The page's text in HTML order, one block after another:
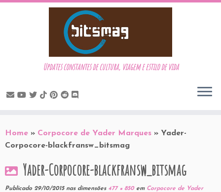
to
content
Updates constantes de cultura, viagem e estilo de vida
Home » Corpocore de Yader Marques » Yader-
Corpocore-blackfransw_bitsmag
Yader-Corpocore-blackfransw_bitsmag
Publicado 29/10/2015nas dimensões477 × 850emCorpocore de Yader